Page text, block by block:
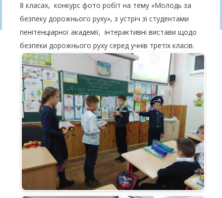
8 класах, конкурс фото робіт на тему «Молодь за
безпеку дорожнього руху», з устріч зі студентами
пенітенціарної академії, інтерактивні вистави щодо
безпеки дорожнього руху серед учнів третіх класів.